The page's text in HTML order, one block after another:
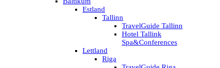
Estland
Tallinn
TravelGuide Tallinn
Hotel Tallink
Spa&Conferences
Lettland
Riga